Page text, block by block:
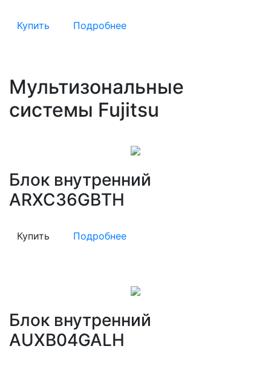
Купить Подробнее
Мультизональные
системы Fujitsu
Блок внутренний
ARXC36GBTH
Купить Подробнее
Блок внутренний
AUXB04GALH